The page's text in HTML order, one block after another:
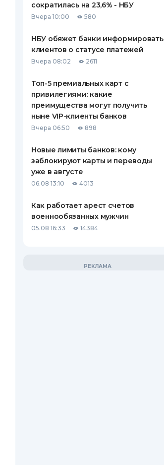
сократилась на 23,6% - НБУ
Вчера 10:00 580
НБУ обяжет банки информировать
клиентов о статусе платежей
Вчера 08:02 2611
Топ-5 премиальных карт с
привилегиями: какие
преимущества могут получить
ныне VIP-клиенты банков
Вчера 06:50 898
Новые лимиты банков: кому
заблокируют карты и переводы
уже в августе
06.08 13:10 4013
Как работает арест счетов
военнообязанных мужчин
05.08 16:33 14384